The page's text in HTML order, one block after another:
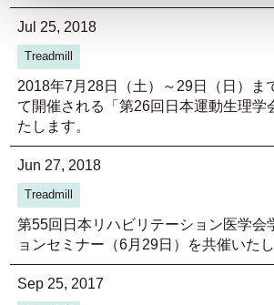
Jul 25, 2018
Treadmill
2018年7月28日（土）～29日（日）ま
て開催される「第26回日本運動生理学
たします。
Jun 27, 2018
Treadmill
第55回日本リハビリテーション医学会
ョンセミナー（6月29日）を共催いたし
Sep 25, 2017